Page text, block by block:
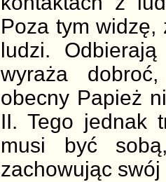
Poza tym widzę,
ludzi.
wyraża
obecny Papież
II. Tego jednak
musi być
zachowując swój